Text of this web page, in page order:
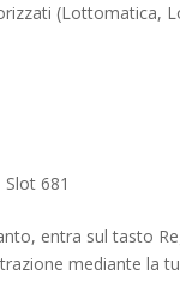
(Lottomatica,
681
entra sul tasto
mediante la